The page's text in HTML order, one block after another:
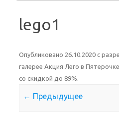
lego1
Опубликовано 26.10.2020 с
галерее Акция Лего в
со скидкой до 89%.
← Предыдущее